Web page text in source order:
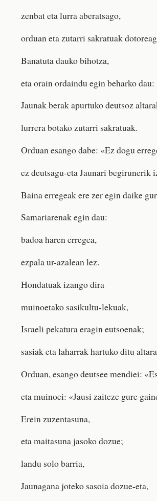
zenbat eta lurra aberatsago,
orduan eta zutarri sakratuak
Banatuta dauko bihotza,
eta orain ordaindu egin beharko dau:
Jaunak berak apurtuko deutsoz
lurrera botako zutarri sakratuak.
Orduan esango dabe: «Ez dogu
ez deutsagu-eta Jaunari begirunerik
Baina erregeak ere zer egin daike
Samariarenak egin dau:
badoa haren erregea,
ezpala ur-azalean lez.
Hondatuak izango dira
muinoetako sasikultu-lekuak,
Israeli pekatura eragin eutsoenak;
sasiak eta laharrak hartuko ditu
Orduan, esango deutsee mendiei:
eta muinoei: «Jausi zaiteze gure
Erein zuzentasuna,
eta maitasuna jasoko dozue;
landu solo barria,
Jaunagana joteko sasoia dozue-eta,